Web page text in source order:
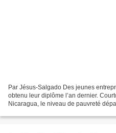
Par Jésus-Salgado Des jeunes
obtenu leur diplôme l’an dernier.
Nicaragua, le niveau de pauvreté